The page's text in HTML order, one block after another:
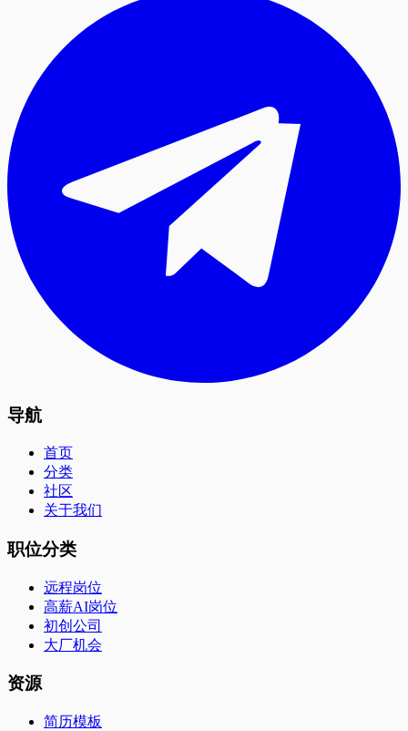
导航
首页
分类
社区
关于我们
职位分类
远程岗位
高薪AI岗位
初创公司
大厂机会
资源
简历模板